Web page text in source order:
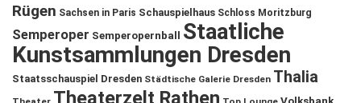
Rügen Sachsen in Paris Schauspielhaus Schloss Moritzburg
Semperoper Semperopernball
Staatliche
Kunstsammlungen Dresden
Staatsschauspiel Dresden Städtische Galerie Dresden Thalia
Theaterzelt Rathen